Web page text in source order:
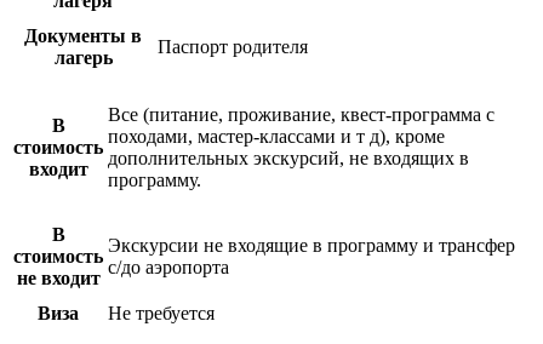
Документы в
лагерь
Паспорт родителя
В
стоимость
входит
Все (питание, проживание, квест-программа с
походами, мастер-классами и т д), кроме
дополнительных экскурсий, не входящих в
программу.
В
стоимость
не входит
Экскурсии не входящие в программу и трансфер
с/до аэропорта
Виза Не требуется